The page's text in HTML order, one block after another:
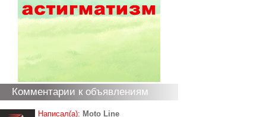
Комментарии к объявлениям
Написал(а): Moto Line